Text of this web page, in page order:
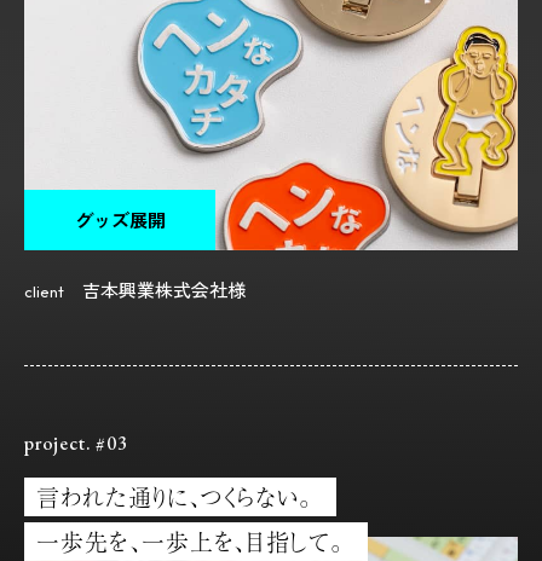
グッズ展開
client 吉本興業株式会社様
project. #03
言われた通りに、つくらない。
一歩先を、一歩上を、目指して。